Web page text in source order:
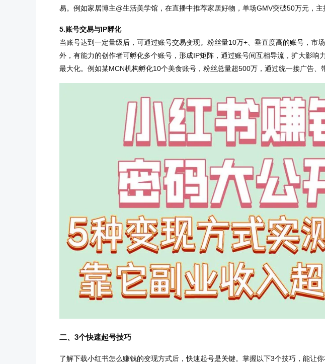
易。例如家居博主@生活美学馆，在直播中推荐家居好物，单场GMV突破50万元，主
5.账号交易与IP孵化
当账号达到一定量级后，可通过账号交易变现。粉丝量10万+、垂直度高的账号，市
外，有能力的创作者可孵化多个账号，形成IP矩阵，通过账号间互相导流，扩大影响
最大化。例如某MCN机构孵化10个美食账号，粉丝总量超500万，通过统一接广告、
二、3个快速起号技巧
了解下载小红书怎么赚钱的变现方式后，快速起号是关键。掌握以下3个技巧，能让